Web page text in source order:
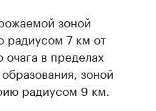
зоной
радиусом 7 км от
очага в пределах
зоной
радиусом 9 км.